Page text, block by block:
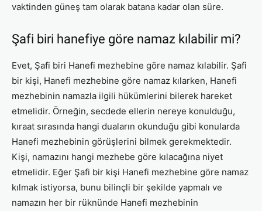
vaktinden güneş tam olarak batana kadar olan süre.
Şafi biri hanefiye göre namaz kılabilir mi?
Evet, Şafi biri Hanefi mezhebine göre namaz kılabilir. Şafi
bir kişi, Hanefi mezhebine göre namaz kılarken, Hanefi
mezhebinin namazla ilgili hükümlerini bilerek hareket
etmelidir. Örneğin, secdede ellerin nereye konulduğu,
kıraat sırasında hangi duaların okunduğu gibi konularda
Hanefi mezhebinin görüşlerini bilmek gerekmektedir.
Kişi, namazını hangi mezhebe göre kılacağına niyet
etmelidir. Eğer Şafi bir kişi Hanefi mezhebine göre namaz
kılmak istiyorsa, bunu bilinçli bir şekilde yapmalı ve
namazın her bir rüknünde Hanefi mezhebinin